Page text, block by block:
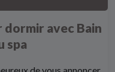
avec Bain
spa